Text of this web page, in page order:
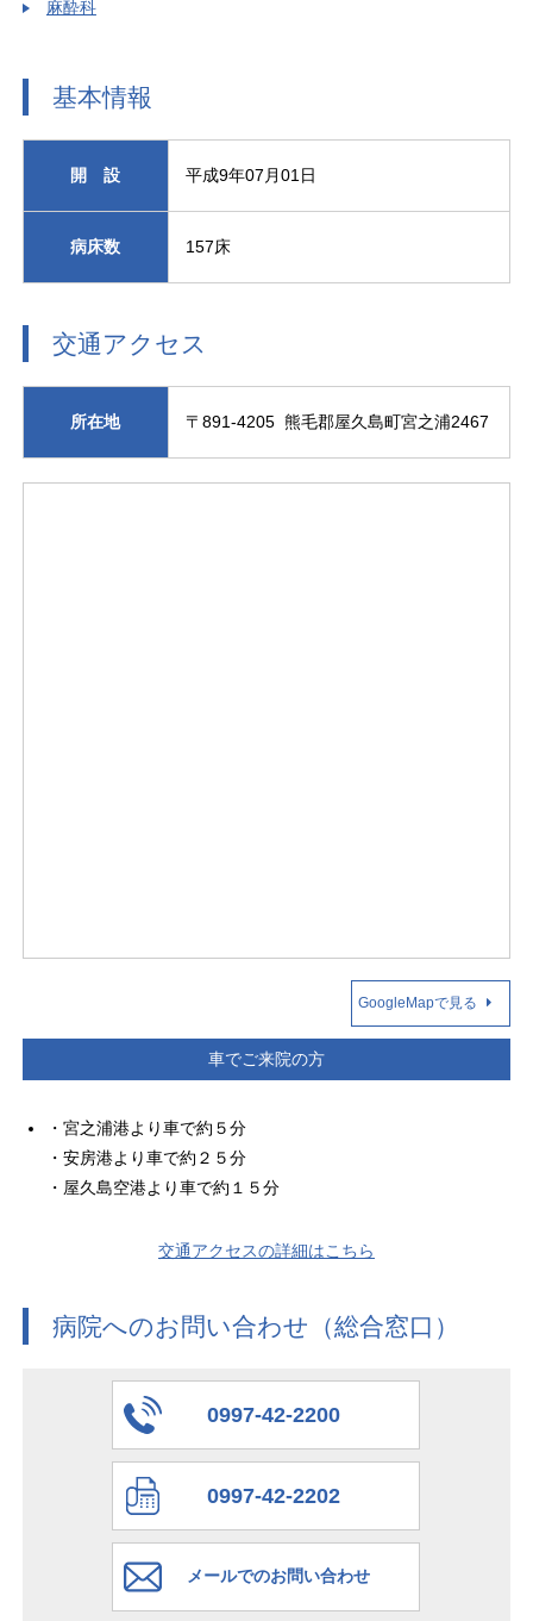
麻酔科
基本情報
開 設 平成9年07月01日
病床数 157床
交通アクセス
所在地 〒891-4205 熊毛郡屋久島町宮之浦2467
GoogleMapで見る
車でご来院の方
・宮之浦港より車で約５分
・安房港より車で約２５分
・屋久島空港より車で約１５分
交通アクセスの詳細はこちら
病院へのお問い合わせ（総合窓口）
0997-42-2200
0997-42-2202
メールでのお問い合わせ